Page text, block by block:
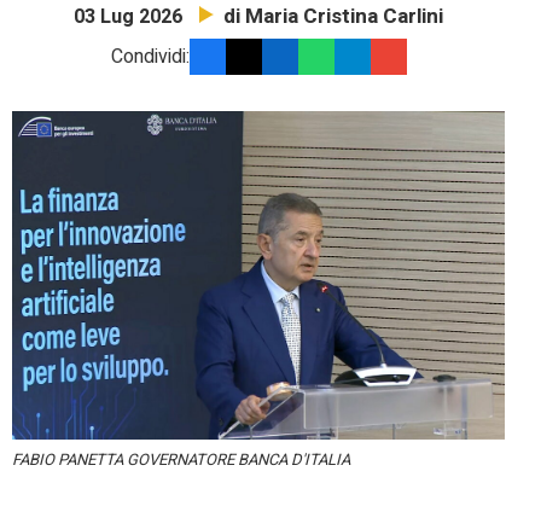
03 Lug 2026 di Maria Cristina Carlini
Condividi:
FABIO PANETTA GOVERNATORE BANCA D'ITALIA